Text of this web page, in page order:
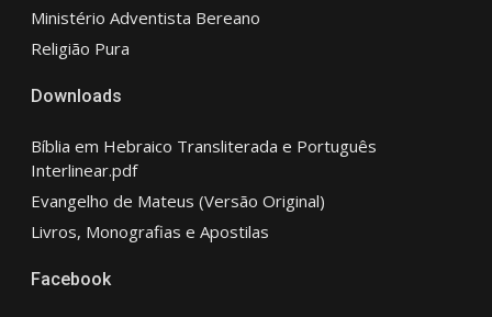
Ministério Adventista Bereano
Religião Pura
Downloads
Bíblia em Hebraico Transliterada e Português
Interlinear.pdf
Evangelho de Mateus (Versão Original)
Livros, Monografias e Apostilas
Facebook